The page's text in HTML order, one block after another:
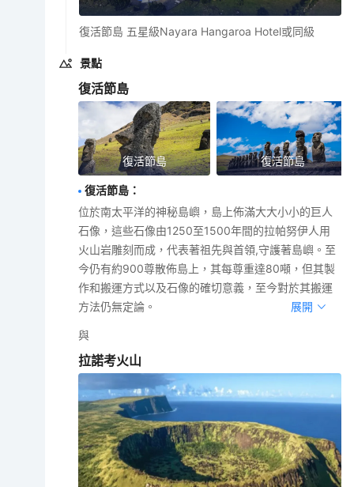
復活節島 五星級Nayara Hangaroa Hotel或同級
景點
復活節島
復活節島 復活節島
復活節島 ：
位於南太平洋的神秘島嶼，島上佈滿大大小小的巨人
石像，這些石像由1250至1500年間的拉帕努伊人用
火山岩雕刻而成，代表著祖先與首領,守護著島嶼。至
今仍有約900尊散佈島上，其每尊重達80噸，但其製
作和搬運方式以及石像的確切意義，至今對於其搬運
方法仍無定論。
展開
與
拉諾考火山